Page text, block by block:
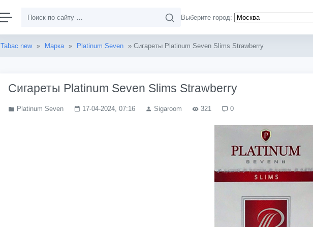
Выберите город:
Tabac new » Марка » Platinum Seven » Сигареты Platinum Seven Slims Strawberry
Сигареты Platinum Seven Slims Strawberry
Platinum Seven 17-04-2024, 07:16 Sigaroom 321 0